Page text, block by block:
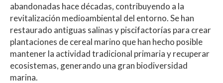
abandonadas hace décadas, contribuyendo a la
revitalización medioambiental del entorno. Se han
restaurado antiguas salinas y piscifactorías para crear
plantaciones de cereal marino que han hecho posible
mantener la actividad tradicional primaria y recuperar
ecosistemas, generando una gran biodiversidad
marina.